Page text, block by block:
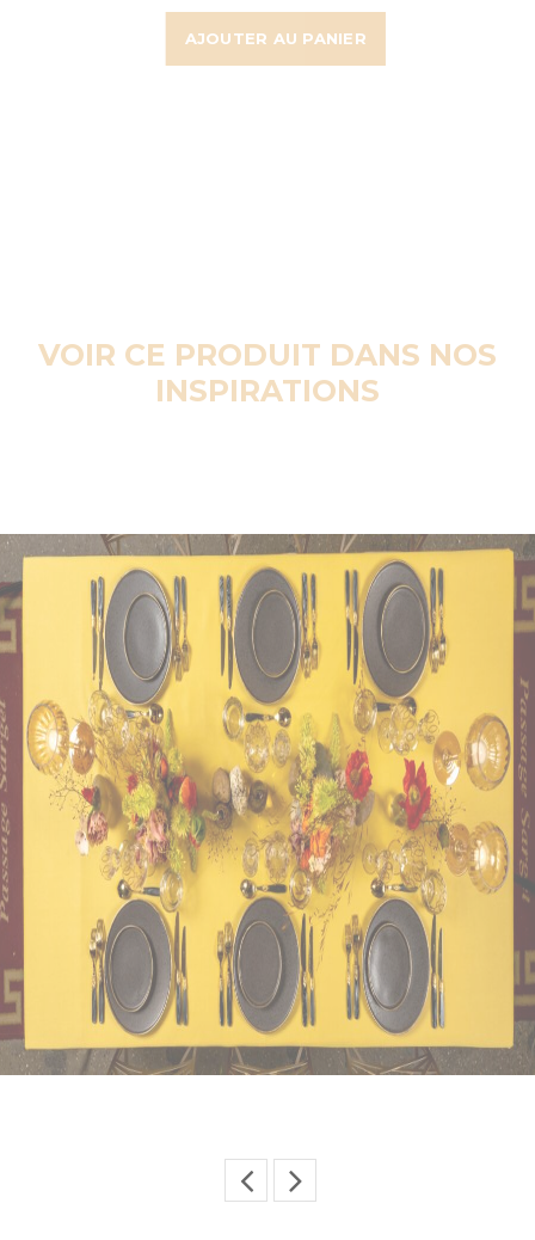
AJOUTER AU PANIER
VOIR CE PRODUIT DANS NOS
INSPIRATIONS